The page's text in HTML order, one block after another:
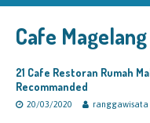
Cafe Magelang
21 Cafe Restoran Rumah
Recommanded
20/03/2020 ranggawisata